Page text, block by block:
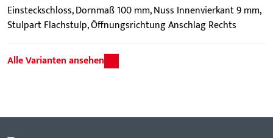
Einsteckschloss, Dornmaß 100 mm, Nuss Innenvierkant 9 mm,
Stulpart Flachstulp, Öffnungsrichtung Anschlag Rechts
Alle Varianten ansehen